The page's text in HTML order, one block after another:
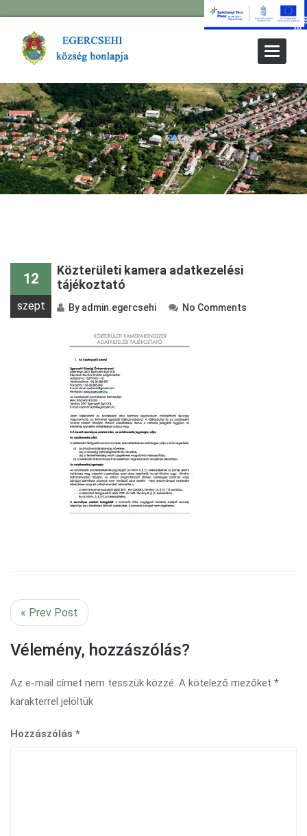
Toggle
12
szept
Közterületi kamera adatkezelési
tájékoztató
By admin.egercsehi No Comments
« Prev Post
Vélemény, hozzászólás?
Az e-mail címet nem tesszük közzé. A kötelező mezőket *
karakterrel jelöltük
Hozzászólás *